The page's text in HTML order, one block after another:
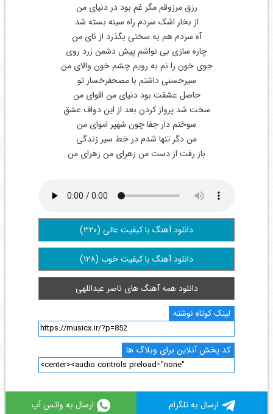
رزق مرزوقم مگر غم بود در دنیای من
از بخار اشک سردم راه سینه بسته شد
آه سردم هم به سختی بگذرد از نای من
چاره سازی بی نواشم پیش دشمن زرد روی
جوی خون را نم به رویم چشم خون والای من
سیرحسنی داشتم با مصحفرخسار تو
حاصل عشقت بود دنیای من اقوای من
سخت شد پرواز کردن بعد از این دواف عشق
سوختم دار جفا چون شهپر اموای من
من دگر تنها شدم در خط سیر زندگی
باز رفت از دست من زهرای من زهرای من
دانلود آهنگ با کیفیت عالی (۳۲۰)
دانلود آهنگ با کیفیت خوب (۱۲۸)
دانلود همه آهنگ های ناصر عبداللهی
لینک کوتاه نوشته
کد پخش آنلاین برای وبلاگ ها
ارسال به تلگرام ارسال به واتس آپ